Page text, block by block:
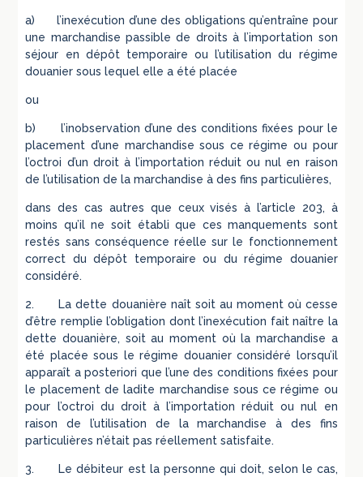
a) l’inexécution d’une des obligations qu’entraîne pour
une marchandise passible de droits à l’importation son
séjour en dépôt temporaire ou l’utilisation du régime
douanier sous lequel elle a été placée
ou
b) l’inobservation d’une des conditions fixées pour le
placement d’une marchandise sous ce régime ou pour
l’octroi d’un droit à l’importation réduit ou nul en raison
de l’utilisation de la marchandise à des fins particulières,
dans des cas autres que ceux visés à l’article 203, à
moins qu’il ne soit établi que ces manquements sont
restés sans conséquence réelle sur le fonctionnement
correct du dépôt temporaire ou du régime douanier
considéré.
2. La dette douanière naît soit au moment où cesse
d’être remplie l’obligation dont l’inexécution fait naître la
dette douanière, soit au moment où la marchandise a
été placée sous le régime douanier considéré lorsqu’il
apparaît a posteriori que l’une des conditions fixées pour
le placement de ladite marchandise sous ce régime ou
pour l’octroi du droit à l’importation réduit ou nul en
raison de l’utilisation de la marchandise à des fins
particulières n’était pas réellement satisfaite.
3. Le débiteur est la personne qui doit, selon le cas,